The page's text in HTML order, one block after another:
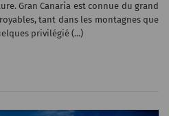
Gran Canaria est connue du grand
tant dans les montagnes que
privilégié (...)